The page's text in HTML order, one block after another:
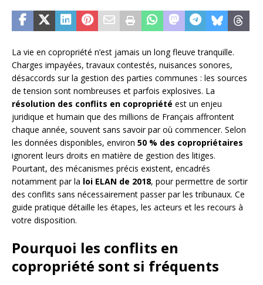
La vie en copropriété n’est jamais un long fleuve tranquille.
Charges impayées, travaux contestés, nuisances sonores,
désaccords sur la gestion des parties communes : les sources
de tension sont nombreuses et parfois explosives. La
résolution des conflits en copropriété est un enjeu
juridique et humain que des millions de Français affrontent
chaque année, souvent sans savoir par où commencer. Selon
les données disponibles, environ 50 % des copropriétaires
ignorent leurs droits en matière de gestion des litiges.
Pourtant, des mécanismes précis existent, encadrés
notamment par la loi ELAN de 2018, pour permettre de sortir
des conflits sans nécessairement passer par les tribunaux. Ce
guide pratique détaille les étapes, les acteurs et les recours à
votre disposition.
Pourquoi les conflits en
copropriété sont si fréquents